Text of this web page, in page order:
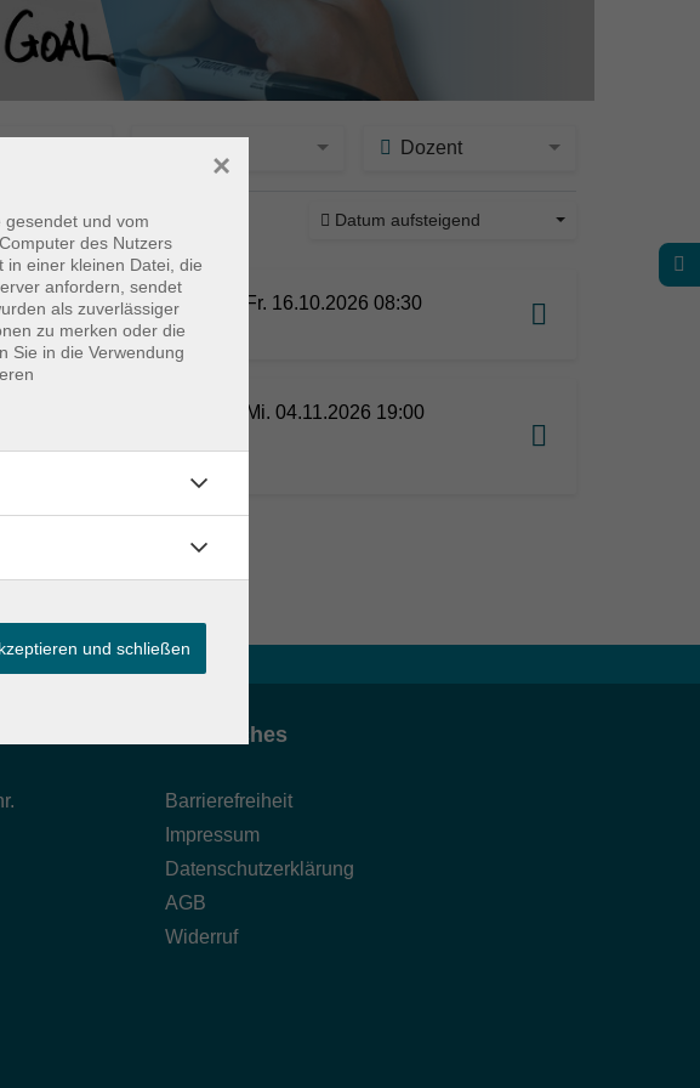
Dozent
nur online Datum aufsteigend
nach DGUV
Fr. 16.10.2026 08:30
meine
Mi. 04.11.2026 19:00
Rechtliches
Barrierefreiheit
Impressum
Datenschutzerklärung
AGB
Widerruf
und vom
des Nutzers
einer kleinen Datei, die
anfordern, sendet
als zuverlässiger
zu merken oder die
Sie in die Verwendung
×
und schließen